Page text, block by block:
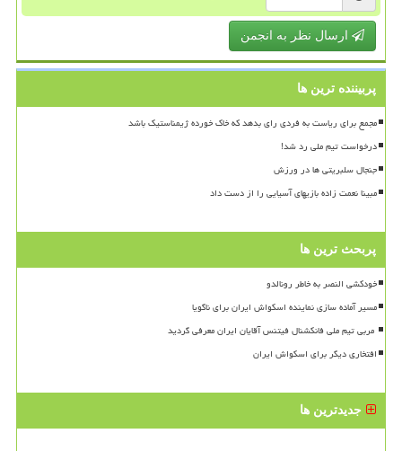
ارسال نظر به انجمن
پربیننده ترین ها
مجمع برای ریاست به فردی رای بدهد که خاک خورده ژیمناستیک باشد
درخواست تیم ملی رد شد!
جنجال سلبریتی ها در ورزش
مبینا نعمت زاده بازیهای آسیایی را از دست داد
پربحث ترین ها
خودکشی النصر به خاطر رونالدو
مسیر آماده سازی نماینده اسکواش ایران برای ناگویا
افتخاری دیگر برای اسکواش ایران
جدیدترین ها